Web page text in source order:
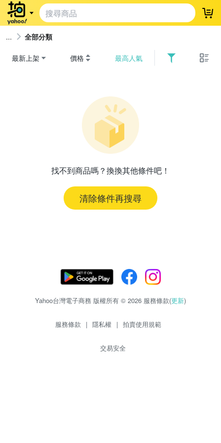
登
全部分類
最新上架 價格 最高人氣
找不到商品嗎？換換其他條件吧！
清除條件再搜尋
Yahoo台灣電子商務 版權所有 © 2026 服務條款(更新)
服務條款 | 隱私權 | 拍賣使用規範
交易安全